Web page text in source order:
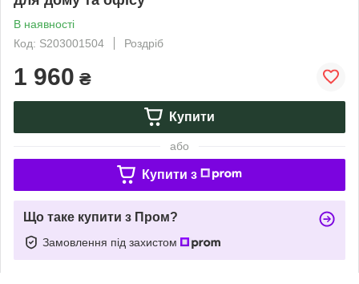
В наявності
Код: S203001504
Роздріб
1 960 ₴
Купити
або
Купити з
Що таке купити з Пром?
Замовлення під захистом